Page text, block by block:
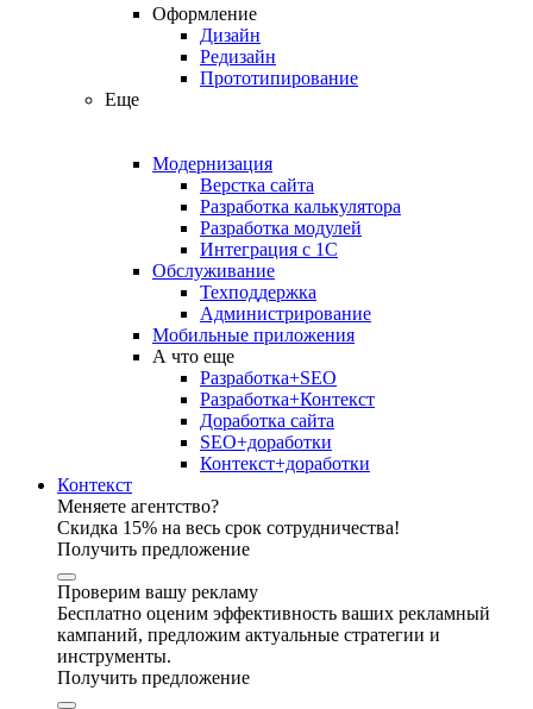
Оформление
Дизайн
Редизайн
Прототипирование
Еще
Модернизация
Верстка сайта
Разработка калькулятора
Разработка модулей
Интеграция с 1С
Обслуживание
Техподдержка
Администрирование
Мобильные приложения
А что еще
Разработка+SEO
Разработка+Контекст
Доработка сайта
SEO+доработки
Контекст+доработки
Контекст
Меняете агентство?
Скидка 15% на весь срок сотрудничества!
Получить предложение
Проверим вашу рекламу
Бесплатно оценим эффективность ваших рекламный
кампаний, предложим актуальные стратегии и
инструменты.
Получить предложение